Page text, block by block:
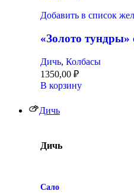
Добавить в список
«Золото
Дичь, Колбасы
1350,00 ₽
В корзину
Дичь
Дичь
Сало